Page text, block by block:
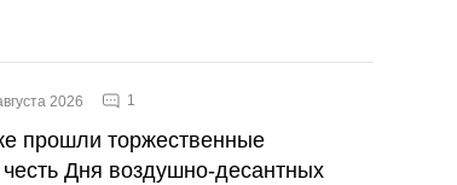
2026 1
прошли торжественные
Дня воздушно-десантных